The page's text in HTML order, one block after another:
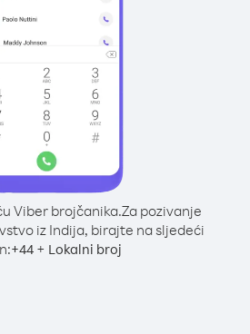
Viber brojčanika.Za pozivanje
iz Indija, birajte na sljedeći
+44+ Lokalni broj